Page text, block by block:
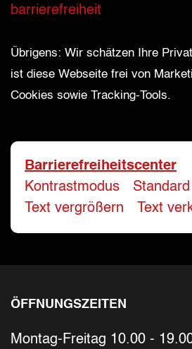
barrierefreiheit
Übrigens: Wir schätzen Ihre
ist diese Webseite frei von
Cookies sowie Tracking-Tools.
Barrierefreiheitscenter
Kontrastmodus
Standard
Text vergrößern
Text
ÖFFNUNGSZEITEN
Montag-Freitag 10.00 -
E-Mail-Adresse*
Bitte geben Sie eine
Ihr Wunschtermin
Bitte wählen
Datum